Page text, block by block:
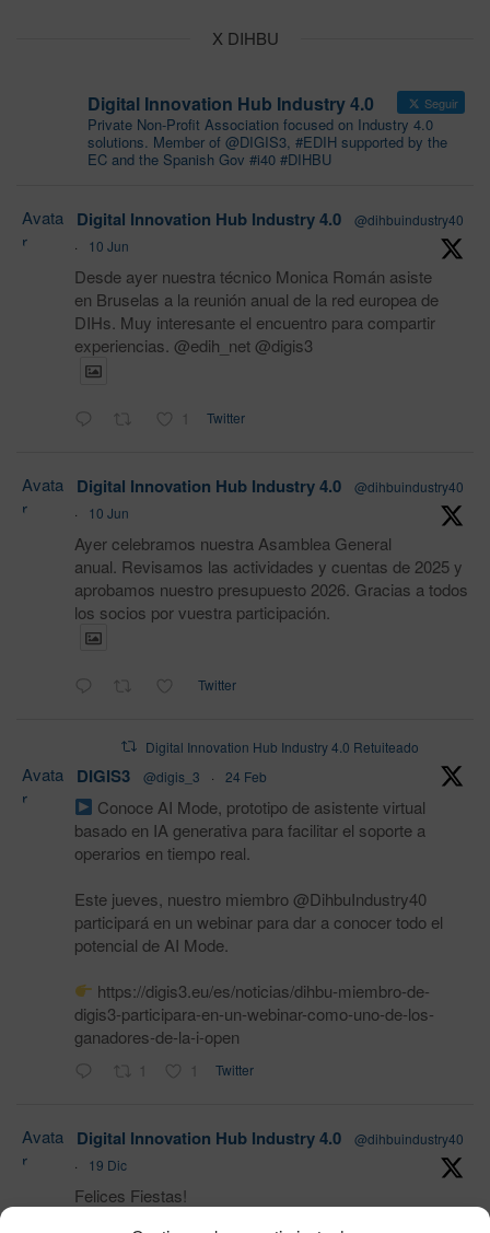
X DIHBU
Digital Innovation Hub Industry 4.0 Seguir
Private Non-Profit Association focused on Industry 4.0
solutions. Member of @DIGIS3, #EDIH supported by the
EC and the Spanish Gov #i40 #DIHBU
Avata
r
Digital Innovation Hub Industry 4.0
@dihbuindustry40
·
10 Jun
Desde ayer nuestra técnico Monica Román asiste
en Bruselas a la reunión anual de la red europea de
DIHs. Muy interesante el encuentro para compartir
experiencias. @edih_net @digis3
1 Twitter
Avata
r
Digital Innovation Hub Industry 4.0
@dihbuindustry40
·
10 Jun
Ayer celebramos nuestra Asamblea General
anual. Revisamos las actividades y cuentas de 2025 y
aprobamos nuestro presupuesto 2026. Gracias a todos
los socios por vuestra participación.
Twitter
Digital Innovation Hub Industry 4.0 Retuiteado
Avata
r
DIGIS3 @digis_3 · 24 Feb
Conoce AI Mode, prototipo de asistente virtual
basado en IA generativa para facilitar el soporte a
operarios en tiempo real.
Este jueves, nuestro miembro @DihbuIndustry40
participará en un webinar para dar a conocer todo el
potencial de AI Mode.
https://digis3.eu/es/noticias/dihbu-miembro-de-
digis3-participara-en-un-webinar-como-uno-de-los-
ganadores-de-la-i-open
1 1 Twitter
Avata
r
Digital Innovation Hub Industry 4.0
@dihbuindustry40
·
19 Dic
Felices Fiestas!